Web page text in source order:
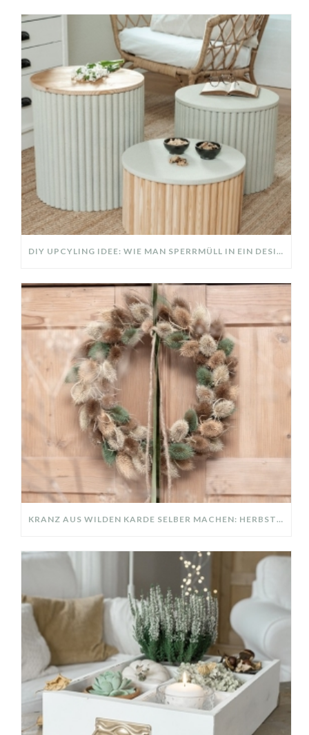
DIY UPCYLING IDEE: WIE MAN SPERRMÜLL IN EIN DESIGNER TEIL VERWANDELT
KRANZ AUS WILDEN KARDE SELBER MACHEN: HERBSTDEKO GANZ EINFACH